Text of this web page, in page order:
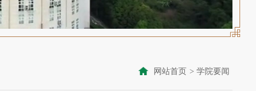
网站首页 > 学院要闻